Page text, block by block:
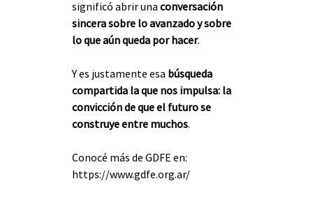
significó abrir una conversación
sincera sobre lo avanzado y sobre
lo que aún queda por hacer.
Y es justamente esa búsqueda
compartida la que nos impulsa: la
convicción de que el futuro se
construye entre muchos.
Conocé más de GDFE en:
https://www.gdfe.org.ar/